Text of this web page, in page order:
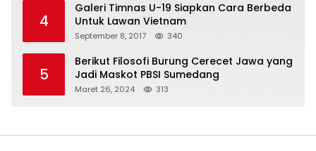
4
Galeri Timnas U-19 Siapkan Cara Berbeda
Untuk Lawan Vietnam
September 8, 2017 340
5
Berikut Filosofi Burung Cerecet Jawa yang
Jadi Maskot PBSI Sumedang
Maret 26, 2024 313